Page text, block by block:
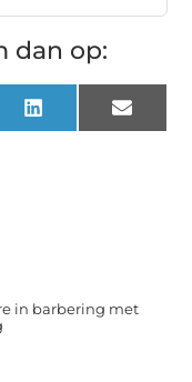
dan op:
LinkedInEmail
in barbering met